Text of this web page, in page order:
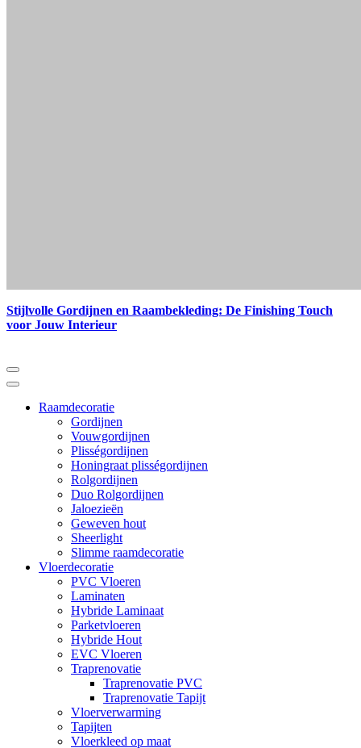
Stijlvolle Gordijnen en Raambekleding: De Finishing Touch
voor Jouw Interieur
Raamdecoratie
Gordijnen
Vouwgordijnen
Plisségordijnen
Honingraat plisségordijnen
Rolgordijnen
Duo Rolgordijnen
Jaloezieën
Geweven hout
Sheerlight
Slimme raamdecoratie
Vloerdecoratie
PVC Vloeren
Laminaten
Hybride Laminaat
Parketvloeren
Hybride Hout
EVC Vloeren
Traprenovatie
Traprenovatie PVC
Traprenovatie Tapijt
Vloerverwarming
Tapijten
Vloerkleed op maat